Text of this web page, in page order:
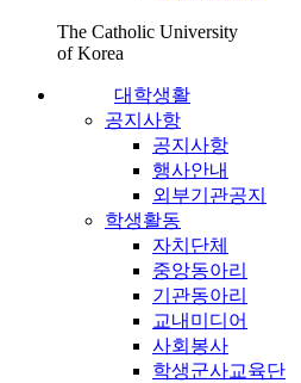
The Catholic University
of Korea
대학생활
공지사항
공지사항
행사안내
외부기관공지
학생활동
자치단체
중앙동아리
기관동아리
교내미디어
사회봉사
학생군사교육단